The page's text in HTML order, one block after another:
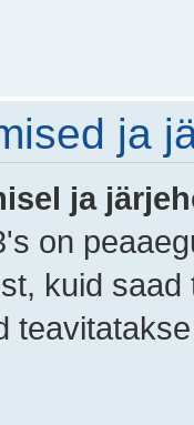
ja
ja
on
kuid